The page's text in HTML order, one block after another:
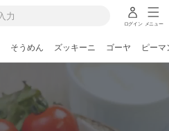
ログイン メニュー
そうめん ズッキーニ ゴーヤ ピーマ